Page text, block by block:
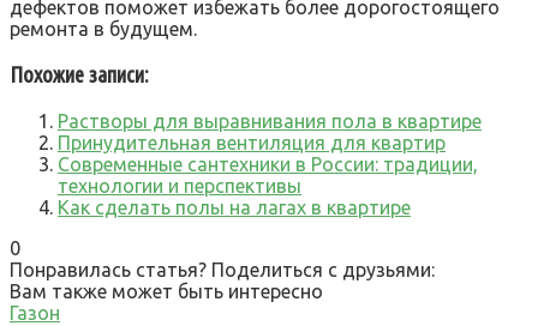
дефектов поможет избежать более дорогостоящего
ремонта в будущем.
Похожие записи:
Растворы для выравнивания пола в квартире
Принудительная вентиляция для квартир
Современные сантехники в России: традиции,
технологии и перспективы
Как сделать полы на лагах в квартире
0
Понравилась статья? Поделиться с друзьями:
Вам также может быть интересно
Газон